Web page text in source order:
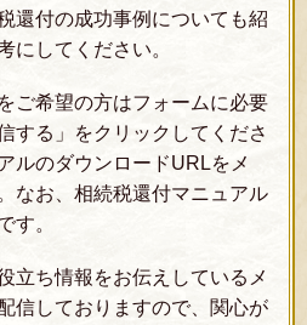
還付の成功事例についても紹
にしてください。
ご希望の方はフォームに必要
する」をクリックしてくださ
ルのダウンロードURLをメ
なお、相続税還付マニュアル
す。
立ち情報をお伝えしているメ
信しておりますので、関心が